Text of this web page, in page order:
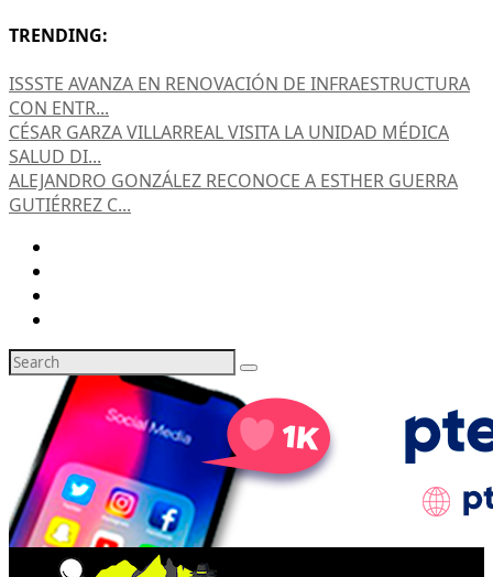
TRENDING:
ISSSTE AVANZA EN RENOVACIÓN DE INFRAESTRUCTURA
CON ENTR...
CÉSAR GARZA VILLARREAL VISITA LA UNIDAD MÉDICA
SALUD DI...
ALEJANDRO GONZÁLEZ RECONOCE A ESTHER GUERRA
GUTIÉRREZ C...